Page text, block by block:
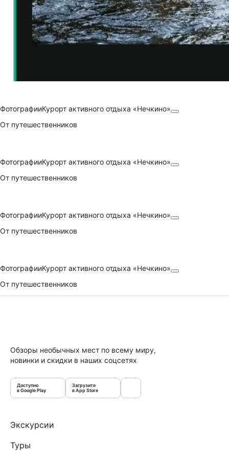
ФотографииКурорт активного отдыха «Нечкино»
От путешественников
ФотографииКурорт активного отдыха «Нечкино»
От путешественников
ФотографииКурорт активного отдыха «Нечкино»
От путешественников
ФотографииКурорт активного отдыха «Нечкино»
От путешественников
Обзоры необычных мест по всему миру,
новинки и скидки в наших соцсетях
Доступно
в Google Play
Загрузите
в App Store
Экскурсии
Туры